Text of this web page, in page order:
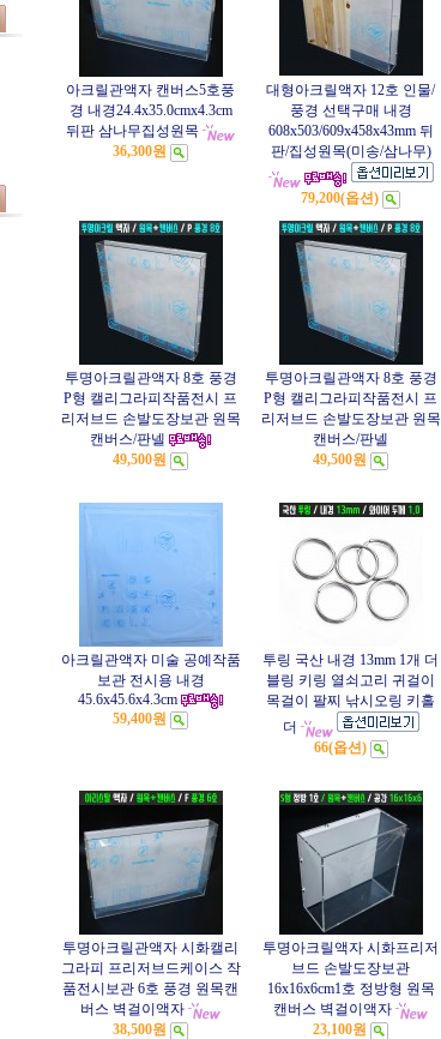
아크릴관액자 캔버스5호풍
경 내경24.4x35.0cmx4.3cm
뒤판 삼나무집성원목
36,300원
대형아크릴액자 12호 인물/
풍경 선택구매 내경
608x503/609x458x43mm 뒤
판/집성원목(미송/삼나무)
79,200(옵션)
투명아크릴관액자 8호 풍경
P형 캘리그라피작품전시 프
리저브드 손발도장보관 원목
캔버스/판넬
49,500원
투명아크릴관액자 8호 풍경
P형 캘리그라피작품전시 프
리저브드 손발도장보관 원목
캔버스/판넬
49,500원
아크릴관액자 미술 공예작품
보관 전시용 내경
45.6x45.6x4.3cm
59,400원
투링 국산 내경 13mm 1개 더
블링 키링 열쇠고리 귀걸이
목걸이 팔찌 낚시오링 키홀
더
66(옵션)
투명아크릴관액자 시화캘리
그라피 프리저브드케이스 작
품전시보관 6호 풍경 원목캔
버스 벽걸이액자
38,500원
투명아크릴액자 시화프리저
브드 손발도장보관
16x16x6cm1호 정방형 원목
캔버스 벽걸이액자
23,100원